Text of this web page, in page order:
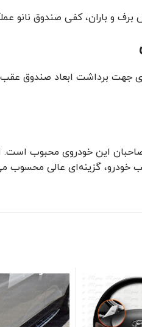
برف و باران، کفی صندوق
جهت برداشت ابعاد صندوق
صاحبان این خودروی محبوب
گزینه‌ای عالی محسوب